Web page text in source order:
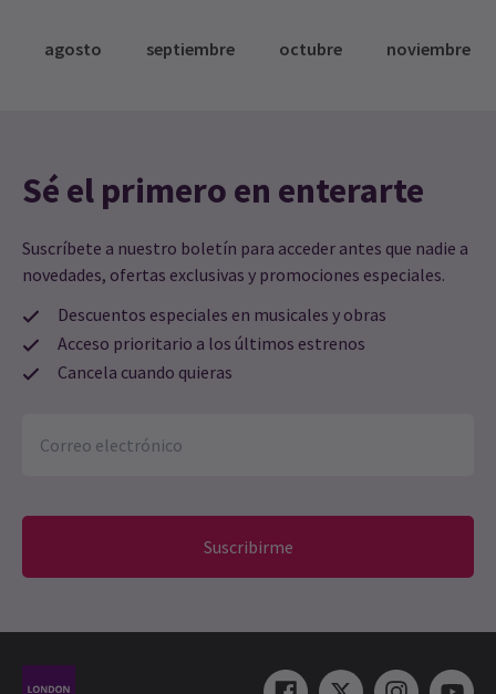
agosto septiembre octubre noviembre
Sé el primero en enterarte
Suscríbete a nuestro boletín para acceder antes que nadie a
novedades, ofertas exclusivas y promociones especiales.
Descuentos especiales en musicales y obras
Acceso prioritario a los últimos estrenos
Cancela cuando quieras
Suscribirme